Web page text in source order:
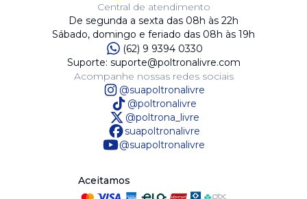
Central de atendimento
De segunda a sexta das 08h às 22h
Sábado, domingo e feriado das 08h às 19h
(62) 9 9394 0330
Suporte: suporte@poltronalivre.com
Acompanhe nossas redes sociais
@suapoltronalivre
@poltronalivre
@poltrona_livre
suapoltronalivre
@suapoltronalivre
Aceitamos